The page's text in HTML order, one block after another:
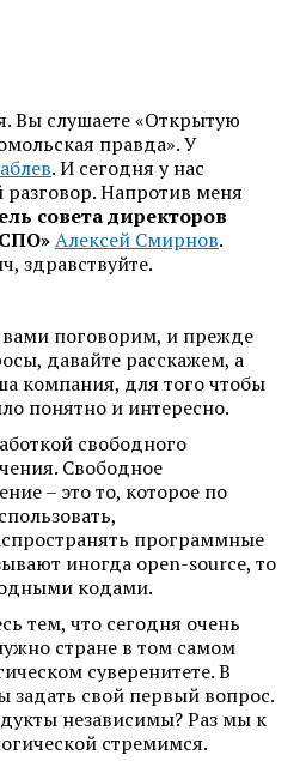
Вы слушаете «Открытую
правда». У
. И сегодня у нас
разговор. Напротив меня
совета директоров
Алексей Смирнов.
здравствуйте.
поговорим, и прежде
давайте расскажем, а
компания, для того чтобы
понятно и интересно.
свободного
Свободное
– это то, которое по
программные
иногда open-source, то
кодами.
тем, что сегодня очень
стране в том самом
суверенитете. В
задать свой первый вопрос.
независимы? Раз мы к
стремимся.